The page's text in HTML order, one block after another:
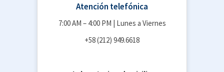
Atención telefónica
7:00 AM – 4:00 PM | Lunes a Viernes
+58 (212) 949.6618